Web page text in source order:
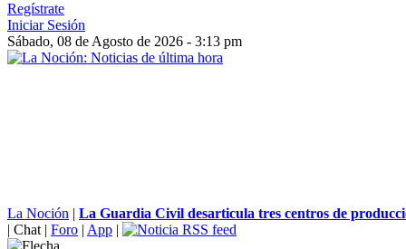
Regístrate
Iniciar Sesión
Sábado, 08 de Agosto de 2026 - 3:13 pm
La Noción | La Guardia Civil desarticula tres centros de
| Chat | Foro | App |